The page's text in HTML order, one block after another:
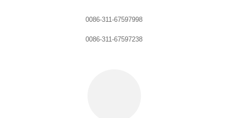
0086-311-67597998
0086-311-67597238